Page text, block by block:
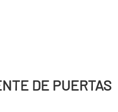
DE PUERTAS